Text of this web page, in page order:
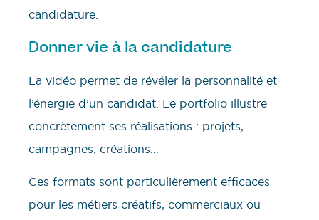
candidature.
Donner vie à la candidature
La vidéo permet de révéler la personnalité et
l’énergie d’un candidat. Le portfolio illustre
concrètement ses réalisations : projets,
campagnes, créations…
Ces formats sont particulièrement efficaces
pour les métiers créatifs, commerciaux ou